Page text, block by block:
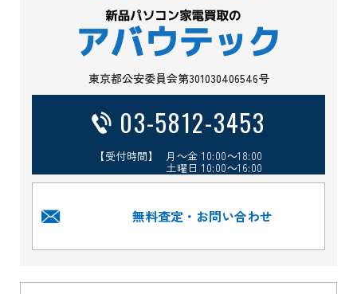
東京都公安委員会第301030406546号
03-5812-3453
【受付時間】 月～金 10:00～18:00
土曜日 10:00～16:00
無料査定・お問い合わせ